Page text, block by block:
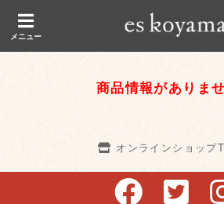
メニュー
商品情報がありませ
オンラインショップ